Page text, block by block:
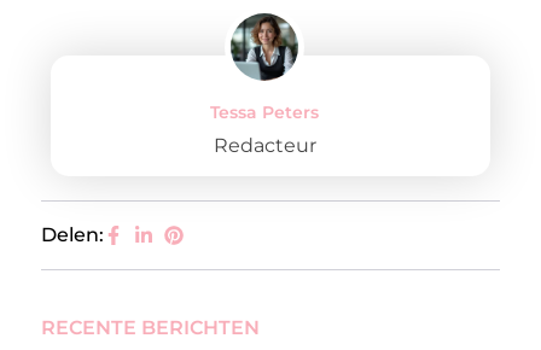
Tessa Peters
Redacteur
Delen:
RECENTE BERICHTEN